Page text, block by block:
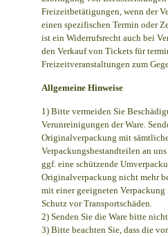
Freizeitbetätigungen, wenn der
einen spezifischen Termin oder
ist ein Widerrufsrecht auch bei
den Verkauf von Tickets für
Freizeitveranstaltungen zum
Allgemeine Hinweise
1) Bitte vermeiden Sie
Verunreinigungen der Ware.
Originalverpackung mit
Verpackungsbestandteilen an
ggf. eine schützende
Originalverpackung nicht mehr
mit einer geeigneten
Schutz vor Transportschäden.
2) Senden Sie die Ware bitte
3) Bitte beachten Sie, dass die